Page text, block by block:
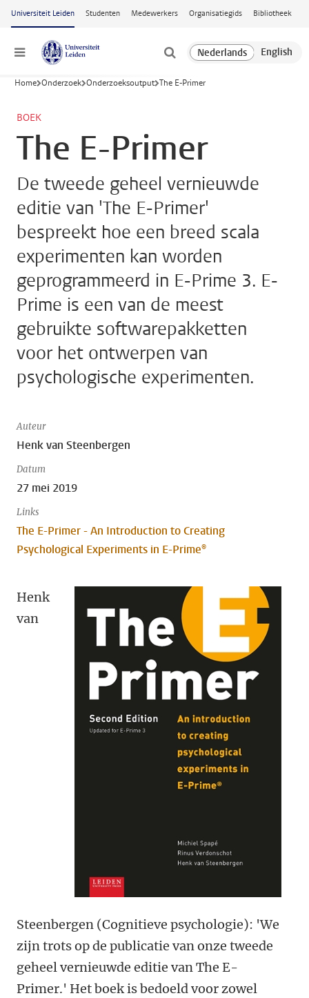
Ga naar hoofdinhoud
Universiteit Leiden Studenten Medewerkers Organisatiegids Bibliotheek
Menu
Home Onderzoek Onderzoeksoutput The E-Primer
BOEK
The E-Primer
De tweede geheel vernieuwde
editie van 'The E-Primer'
bespreekt hoe een breed scala
experimenten kan worden
geprogrammeerd in E-Prime 3. E-
Prime is een van de meest
gebruikte softwarepakketten
voor het ontwerpen van
psychologische experimenten.
Auteur
Henk van Steenbergen
Datum
27 mei 2019
Links
The E-Primer - An Introduction to Creating
Psychological Experiments in E-Prime®
Henk
van
Steenbergen (Cognitieve psychologie): 'We
zijn trots op de publicatie van onze tweede
geheel vernieuwde editie van The E-
Primer.' Het boek is bedoeld voor zowel